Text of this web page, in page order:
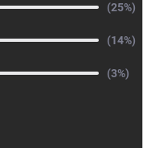
(25%)
(14%)
(3%)